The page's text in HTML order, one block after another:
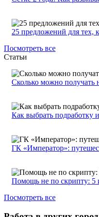
25 предложений для тех,
Посмотреть все
Статьи
Сколько можно получать
Как выбрать подработку
ГК «Император»:
Помощь не по скрипту: 5
Посмотреть все